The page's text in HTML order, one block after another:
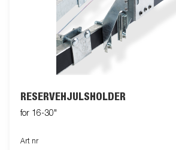
RESERVEHJULSHOLDER
for 16-30"
Art nr